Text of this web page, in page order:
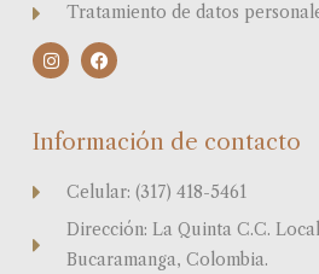
Tratamiento de datos
I
n
g
F
a
o
k
Información de contacto
Celular: (317) 418-5461
Dirección: La Quinta C.C.
Bucaramanga, Colombia.